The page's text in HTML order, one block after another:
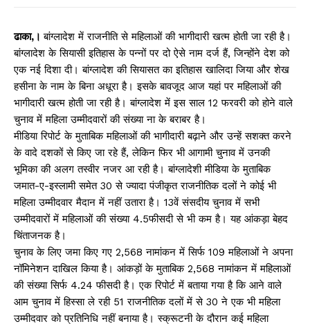
ढाका,।बांग्लादेश में राजनीति से महिलाओं की भागीदारी खत्म होती जा रही है।
बांग्लादेश के सियासी इतिहास के पन्नों पर दो ऐसे नाम दर्ज हैं, जिन्होंने देश को
एक नई दिशा दी। बांग्लादेश की सियासत का इतिहास खालिदा जिया और शेख
हसीना के नाम के बिना अधूरा है। इसके बावजूद आज यहां पर महिलाओं की
भागीदारी खत्म होती जा रही है। बांग्लादेश में इस साल 12 फरवरी को होने वाले
चुनाव में महिला उम्मीदवारों की संख्या ना के बराबर है।
मीडिया रिपोर्ट के मुताबिक महिलाओं की भागीदारी बढ़ाने और उन्हें सशक्त करने
के वादे दशकों से किए जा रहे हैं, लेकिन फिर भी आगामी चुनाव में उनकी
भूमिका की अलग तस्वीर नजर आ रही है। बांग्लादेशी मीडिया के मुताबिक
जमात-ए-इस्लामी समेत 30 से ज्यादा पंजीकृत राजनीतिक दलों ने कोई भी
महिला उम्मीदवार मैदान में नहीं उतारा है। 13वें संसदीय चुनाव में सभी
उम्मीदवारों में महिलाओं की संख्या 4.5फीसदी से भी कम है। यह आंकड़ा बेहद
चिंताजनक है।
चुनाव के लिए जमा किए गए 2,568 नामांकन में सिर्फ 109 महिलाओं ने अपना
नॉमिनेशन दाखिल किया है। आंकड़ों के मुताबिक 2,568 नामांकन में महिलाओं
की संख्या सिर्फ 4.24 फीसदी है। एक रिपोर्ट में बताया गया है कि आने वाले
आम चुनाव में हिस्सा ले रही 51 राजनीतिक दलों में से 30 ने एक भी महिला
उम्मीदवार को प्रतिनिधि नहीं बनाया है। स्क्रूटनी के दौरान कई महिला